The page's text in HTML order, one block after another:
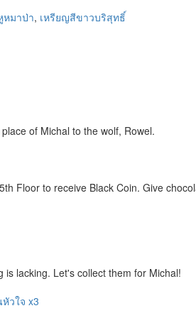
หมาป่า, เหรียญสีขาวบริสุทธิ์
of Michal to the wolf, Rowel.
Floor to receive Black Coin. Give
lacking. Let's collect them for Michal!
วใจ x3